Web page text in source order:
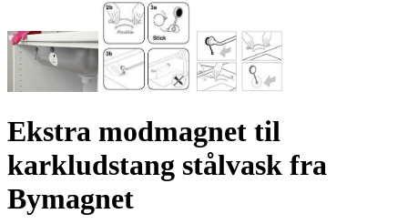
Ekstra modmagnet til
karkludstang stålvask fra
Bymagnet